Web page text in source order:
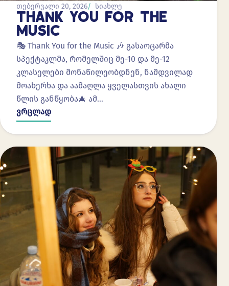
თებერვალი 20, 2026 სიახლე
THANK YOU FOR THE
MUSIC
🎭 Thank You for the Music 🎶 გასაოცარმა
სპექტაკლმა, რომელშიც მე-10 და მე-12
კლასელები მონაწილეობდნენ, ნამდვილად
მოახერხა და აამაღლა ყველასთვის ახალი
წლის განწყობა🎄 ამ…
ვრცლად